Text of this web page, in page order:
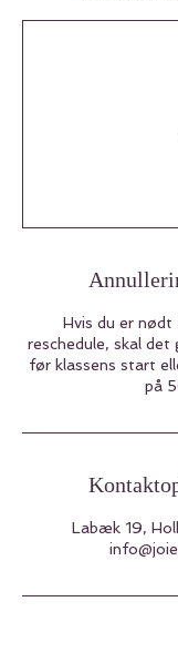
Hvis du er
reschedule, skal
før klassens start
på
Labæk 19,